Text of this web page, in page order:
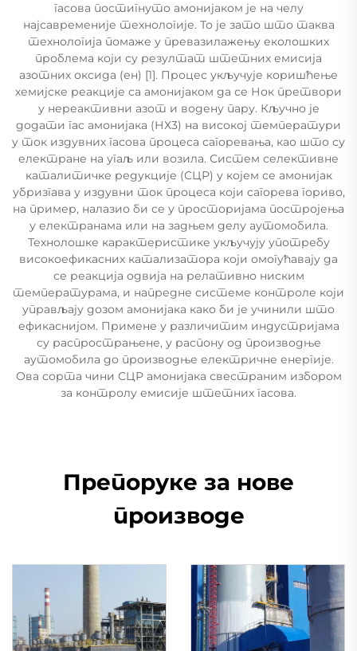
гасова постигнуто амонијаком је на челу
најсавременије технологије. То је зато што таква
технологија помаже у превазилажењу еколошких
проблема који су резултат штетних емисија
азотних оксида (ен) [1]. Процес укључује коришћење
хемијске реакције са амонијаком да се Нок претвори
у нереактивни азот и водену пару. Кључно је
додати гас амонијака (НХ3) на високој температури
у ток издувних гасова процеса сагоревања, као што су
електране на угаљ или возила. Систем селективне
каталитичке редукције (СЦР) у којем се амонијак
убризгава у издувни ток процеса који сагорева гориво,
на пример, налазио би се у просторијама постројења
у електранама или на задњем делу аутомобила.
Технолошке карактеристике укључују употребу
високоефикасних катализатора који омогућавају да
се реакција одвија на релативно ниским
температурама, и напредне системе контроле који
управљају дозом амонијака како би је учинили што
ефикаснијом. Примене у различитим индустријама
су распрострањене, у распону од производње
аутомобила до производње електричне енергије.
Ова сорта чини СЦР амонијака свестраним избором
за контролу емисије штетних гасова.
Препоруке за нове
производе